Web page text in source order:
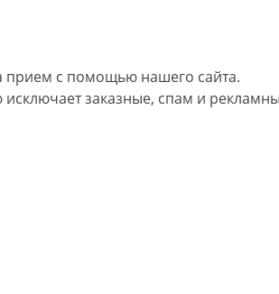
прием с помощью нашего сайта.
заказные, спам и